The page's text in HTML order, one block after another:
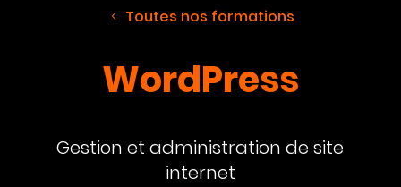
Toutes nos formations
WordPress
Gestion et administration de site
internet